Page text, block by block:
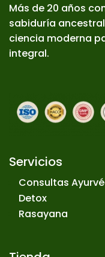
Más de 20 años
sabiduría
ciencia moderna
integral.
Servicios
Consultas
Detox
Rasayana